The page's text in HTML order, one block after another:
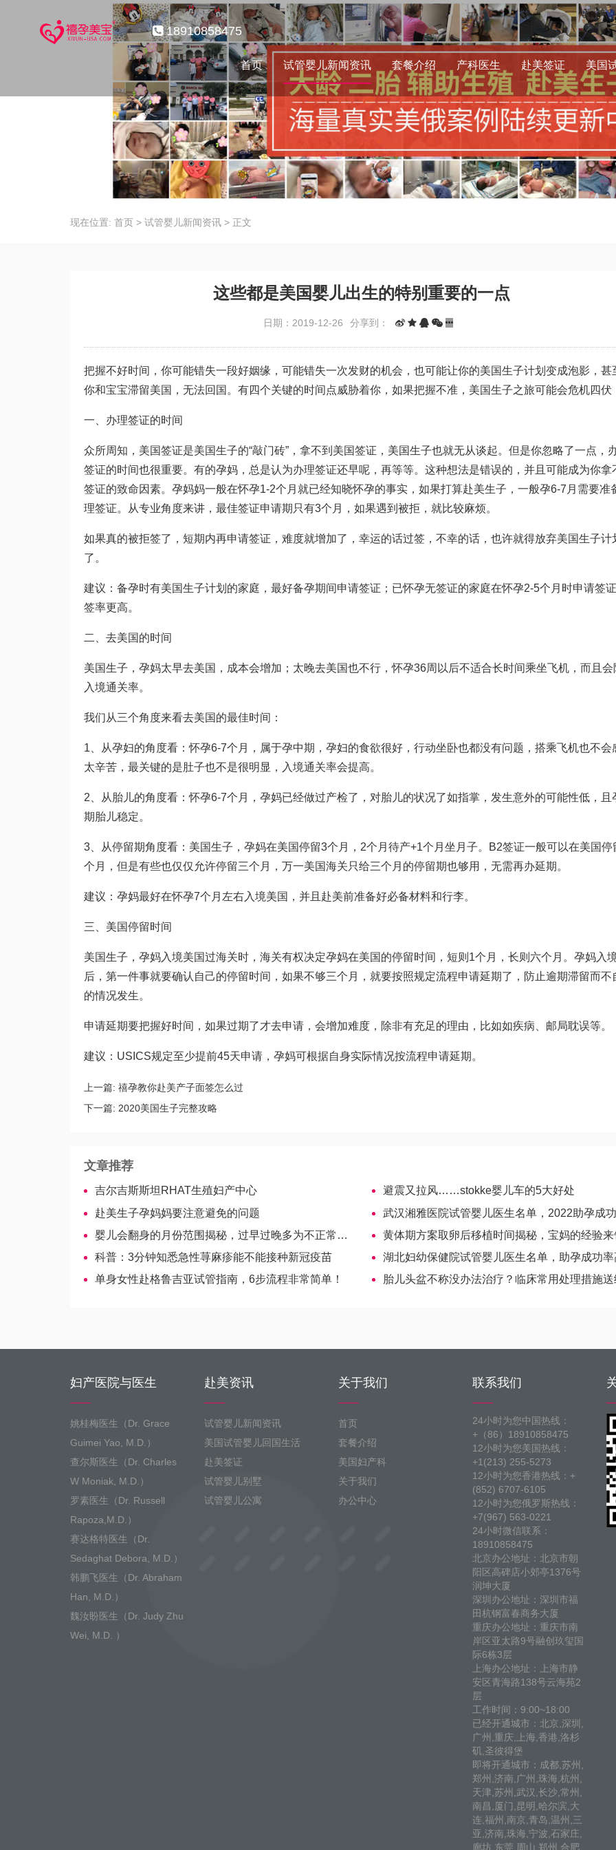
18910858475
首页 试管婴儿新闻资讯 套餐介绍 产科医生 赴美签证 美国
现在位置: 首页 > 试管婴儿新闻资讯 > 正文
这些都是美国婴儿出生的特别重要的一点
日期：2019-12-26 分享到：
把握不好时间，你可能错失一段好姻缘，可能错失一次发财的机会，也可能让你的美国生子计划变成泡影，甚
你和宝宝滞留美国，无法回国。有四个关键的时间点威胁着你，如果把握不准，美国生子之旅可能会危机四伏
一、办理签证的时间
众所周知，美国签证是美国生子的“敲门砖”，拿不到美国签证，美国生子也就无从谈起。但是你忽略了一点，
签证的时间也很重要。有的孕妈，总是认为办理签证还早呢，再等等。这种想法是错误的，并且可能成为你拿
签证的致命因素。孕妈妈一般在怀孕1-2个月就已经知晓怀孕的事实，如果打算赴美生子，一般孕6-7月需要准
理签证。从专业角度来讲，最佳签证申请期只有3个月，如果遇到被拒，就比较麻烦。
如果真的被拒签了，短期内再申请签证，难度就增加了，幸运的话过签，不幸的话，也许就得放弃美国生子计
了。
建议：备孕时有美国生子计划的家庭，最好备孕期间申请签证；已怀孕无签证的家庭在怀孕2-5个月时申请签
签率更高。
二、去美国的时间
美国生子，孕妈太早去美国，成本会增加；太晚去美国也不行，怀孕36周以后不适合长时间乘坐飞机，而且会
入境通关率。
我们从三个角度来看去美国的最佳时间：
1、从孕妇的角度看：怀孕6-7个月，属于孕中期，孕妇的食欲很好，行动坐卧也都没有问题，搭乘飞机也不会
太辛苦，最关键的是肚子也不是很明显，入境通关率会提高。
2、从胎儿的角度看：怀孕6-7个月，孕妈已经做过产检了，对胎儿的状况了如指掌，发生意外的可能性低，且
期胎儿稳定。
3、从停留期角度看：美国生子，孕妈在美国停留3个月，2个月待产+1个月坐月子。B2签证一般可以在美国停
个月，但是有些也仅仅允许停留三个月，万一美国海关只给三个月的停留期也够用，无需再办延期。
建议：孕妈最好在怀孕7个月左右入境美国，并且赴美前准备好必备材料和行李。
三、美国停留时间
美国生子，孕妈入境美国过海关时，海关有权决定孕妈在美国的停留时间，短则1个月，长则六个月。孕妈入
后，第一件事就要确认自己的停留时间，如果不够三个月，就要按照规定流程申请延期了，防止逾期滞留而不
的情况发生。
申请延期要把握好时间，如果过期了才去申请，会增加难度，除非有充足的理由，比如如疾病、邮局耽误等。
建议：USICS规定至少提前45天申请，孕妈可根据自身实际情况按流程申请延期。
上一篇: 禧孕教你赴美产子面签怎么过
下一篇: 2020美国生子完整攻略
文章推荐
吉尔吉斯斯坦RHAT生殖妇产中心
避震又拉风……stokke婴儿车的5大好处
赴美生子孕妈妈要注意避免的问题
武汉湘雅医院试管婴儿医生名单，2022助孕成功率高的大夫
婴儿会翻身的月份范围揭秘，过早过晚多为不正常要重视
黄体期方案取卵后移植时间揭秘，宝妈的经验来告诉
科普：3分钟知悉急性荨麻疹能不能接种新冠疫苗
湖北妇幼保健院试管婴儿医生名单，助孕成功率高的大夫
单身女性赴格鲁吉亚试管指南，6步流程非常简单！
胎儿头盆不称没办法治疗？临床常用处理措施送给准妈
妇产医院与医生
姚桂梅医生（Dr. Grace
Guimei Yao, M.D.）
查尔斯医生（Dr. Charles
W Moniak, M.D.）
罗素医生（Dr. Russell
Rapoza,M.D.）
赛达格特医生（Dr.
Sedaghat Debora, M.D.）
韩鹏飞医生（Dr. Abraham
Han, M.D.）
魏汝盼医生（Dr. Judy Zhu
Wei, M.D. ）
赴美资讯
试管婴儿新闻资讯
美国试管婴儿回国生活
赴美签证
试管婴儿别墅
试管婴儿公寓
关于我们
首页
套餐介绍
美国妇产科
关于我们
办公中心
联系我们
24小时为您中国热线：
+（86）18910858475
12小时为您美国热线：
+1(213) 255-5273
12小时为您香港热线：+
(852) 6707-6105
12小时为您俄罗斯热线：
+7(967) 563-0221
24小时微信联系：
18910858475
北京办公地址：北京市朝
阳区高碑店小郊亭1376号
润坤大厦
深圳办公地址：深圳市福
田杭钢富春商务大厦
重庆办公地址：重庆市南
岸区亚太路9号融创玖玺国
际6栋3层
上海办公地址：上海市静
安区青海路138号云海苑2
层
工作时间：9:00~18:00
已经开通城市：北京,深圳,
广州,重庆,上海,香港,洛杉
矶,圣彼得堡
即将开通城市：成都,苏州,
郑州,济南,广州,珠海,杭州,
天津,苏州,武汉,长沙,常州,
南昌,厦门,昆明,哈尔滨,大
连,福州,南京,青岛,温州,三
亚,济南,珠海,宁波,石家庄,
廊坊,东莞,周山,郑州,合肥,